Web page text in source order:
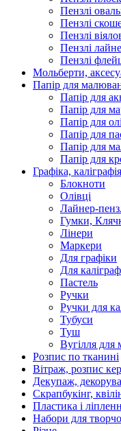
Пензлі
Пензлі
Пензлі
Пензлі
Пензлі
Мольберти,
Папір для
Папір для
Папір для
Папір для
Папір для
Папір для
Папір для
Графіка, каліграфія
Блокноти
Олівці
Лайнер-
Гумки,
Лінери
Маркери
Для графіки
Для
Пастель
Ручки
Ручки для
Тубуси
Туш
Вугілля для
Розпис по тканині
Вітраж, розпис
Декупаж,
Скрапбукінг,
Пластика і
Набори для